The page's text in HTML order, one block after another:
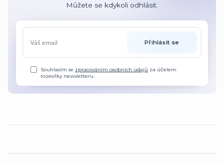
Můžete se kdykoli odhlásit.
Přihlásit se
Souhlasím se zpracováním osobních údajů za účelem
rozesílky newsletteru.